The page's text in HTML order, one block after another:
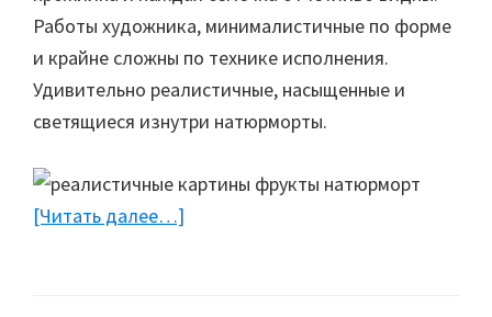
Работы художника, минималистичные по форме
и крайне сложны по технике исполнения.
Удивительно реалистичные, насыщенные и
светящиеся изнутри натюрморты.
[Читать далее…]